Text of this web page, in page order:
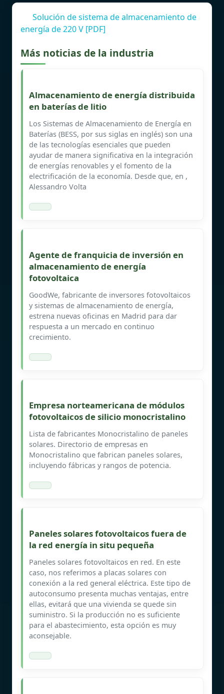
Solución de sistema de almacenamiento de
energía de 220 V [PDF]
Más noticias de la industria
Almacenamiento de energía distribuida
en baterías de litio
Los Sistemas de Almacenamiento de Energía en
Baterías (BESS, por sus siglas en inglés) son una
de las tecnologías esenciales que pueden
ayudar de manera significativa en la integración
de energías renovables y el fomento de la
electrificación de la economía. Desde que, en ,
Alessandro Volta
Agente de franquicia de inversión en
almacenamiento de energía
fotovoltaica
GoodWe, fabricante de inversores fotovoltaicos
y sistemas de almacenamiento de energía,
estrena nuevas oficinas en Madrid para dar
respuesta a un mercado en continuo
crecimiento.
Empresa norteamericana de módulos
fotovoltaicos de silicio monocristalino
Lista de fabricantes Monocristalino de paneles
solares. Directorio de empresas en
Monocristalino que fabrican paneles solares,
incluyendo fábricas y rangos de potencia.
Paneles solares fotovoltaicos fuera de
la red energía in situ pequeña
Paneles solares fotovoltaicos en red. En este
caso, nos referimos a placas solares con
conexión a la red general eléctrica. Este tipo de
autoconsumo presenta muchas ventajas, entre
ellas, evitará que una vivienda se quede sin
suministro. Si la producción no es suficiente
para el abastecimiento, esta opción es muy
aconsejable.